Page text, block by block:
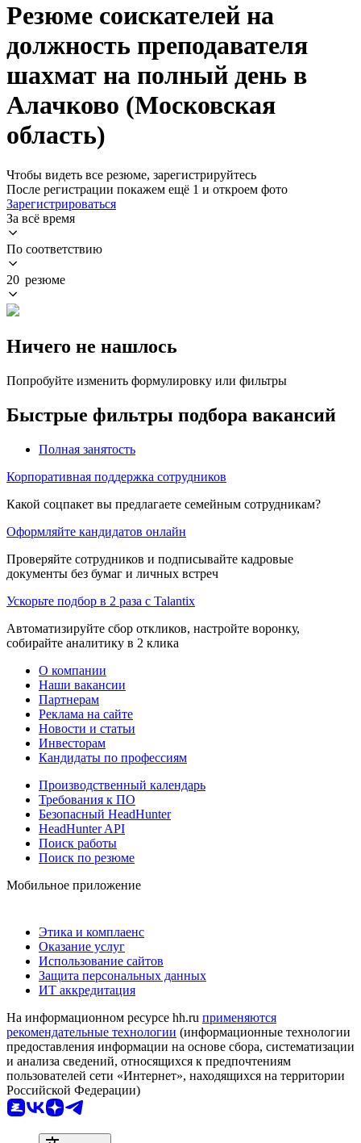
Резюме соискателей на
должность преподавателя
шахмат на полный день в
Алачково (Московская
область)
Чтобы видеть все резюме, зарегистрируйтесь
После регистрации покажем ещё 1 и откроем фото
Зарегистрироваться
За всё время
По соответствию
20 резюме
Ничего не нашлось
Попробуйте изменить формулировку или фильтры
Быстрые фильтры подбора вакансий
Полная занятость
Корпоративная поддержка сотрудников
Какой соцпакет вы предлагаете семейным сотрудникам?
Оформляйте кандидатов онлайн
Проверяйте сотрудников и подписывайте кадровые
документы без бумаг и личных встреч
Ускорьте подбор в 2 раза с Talantix
Автоматизируйте сбор откликов, настройте воронку,
собирайте аналитику в 2 клика
О компании
Наши вакансии
Партнерам
Реклама на сайте
Новости и статьи
Инвесторам
Кандидаты по профессиям
Производственный календарь
Требования к ПО
Безопасный HeadHunter
HeadHunter API
Поиск работы
Поиск по резюме
Мобильное приложение
Этика и комплаенс
Оказание услуг
Использование сайтов
Защита персональных данных
ИТ аккредитация
На информационном ресурсе hh.ru применяются
рекомендательные технологии (информационные технологии
предоставления информации на основе сбора, систематизации
и анализа сведений, относящихся к предпочтениям
пользователей сети «Интернет», находящихся на территории
Российской Федерации)